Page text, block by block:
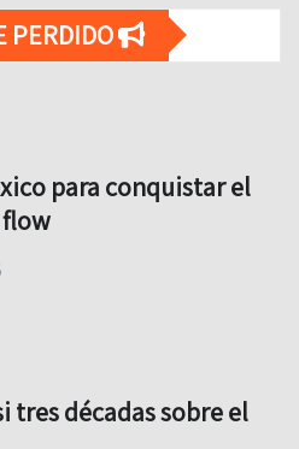
PERDIDO
para conquistar el
tres décadas sobre el